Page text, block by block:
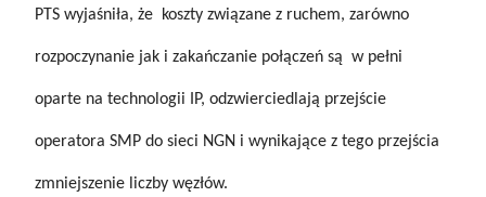
PTS wyjaśniła, że koszty związane z ruchem, zarówno
rozpoczynanie jak i zakańczanie połączeń są w pełni
oparte na technologii IP, odzwierciedlają przejście
operatora SMP do sieci NGN i wynikające z tego przejścia
zmniejszenie liczby węzłów.